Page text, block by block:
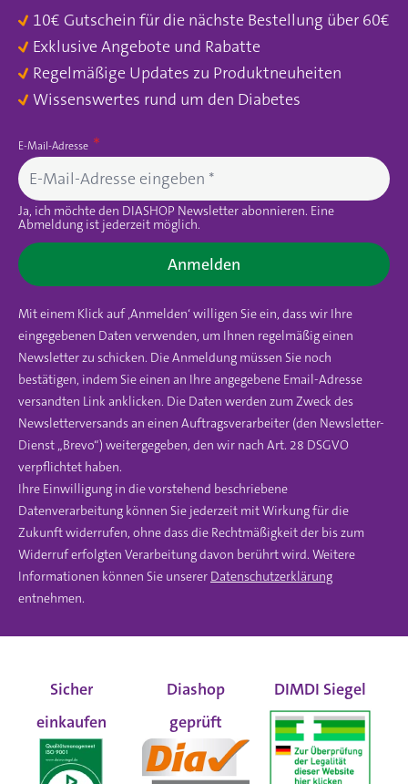
10€ Gutschein für die nächste Bestellung über 60€
Exklusive Angebote und Rabatte
Regelmäßige Updates zu Produktneuheiten
Wissenswertes rund um den Diabetes
E-Mail-Adresse
Ja, ich möchte den DIASHOP Newsletter abonnieren. Eine
Abmeldung ist jederzeit möglich.
Anmelden
Mit einem Klick auf ‚Anmelden‘ willigen Sie ein, dass wir Ihre
eingegebenen Daten verwenden, um Ihnen regelmäßig einen
Newsletter zu schicken. Die Anmeldung müssen Sie noch
bestätigen, indem Sie einen an Ihre angegebene Email-Adresse
versandten Link anklicken. Die Daten werden zum Zweck des
Newsletterversands an einen Auftragsverarbeiter (den Newsletter-
Dienst „Brevo“) weitergegeben, den wir nach Art. 28 DSGVO
verpflichtet haben.
Ihre Einwilligung in die vorstehend beschriebene
Datenverarbeitung können Sie jederzeit mit Wirkung für die
Zukunft widerrufen, ohne dass die Rechtmäßigkeit der bis zum
Widerruf erfolgten Verarbeitung davon berührt wird. Weitere
Informationen können Sie unserer Datenschutzerklärung
entnehmen.
Sicher
einkaufen
Diashop
geprüft
DIMDI Siegel